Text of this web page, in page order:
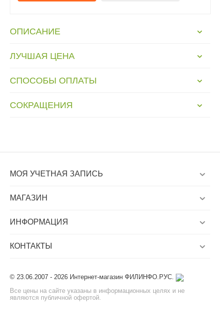
ОПИСАНИЕ
ЛУЧШАЯ ЦЕНА
СПОСОБЫ ОПЛАТЫ
СОКРАЩЕНИЯ
МОЯ УЧЕТНАЯ ЗАПИСЬ
МАГАЗИН
ИНФОРМАЦИЯ
КОНТАКТЫ
© 23.06.2007 - 2026 Интернет-магазин ФИЛИНФО.РУС.
Все цены на сайте указаны в информационных целях и не
являются публичной офертой.